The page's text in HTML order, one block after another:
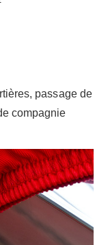
passage de
compagnie